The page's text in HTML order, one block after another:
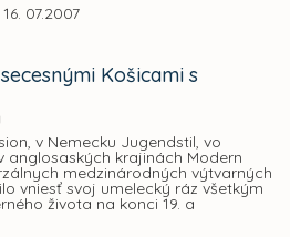
07.2007
Košicami s
v Nemecku Jugendstil, vo
anglosaských krajinách Modern
medzinárodných výtvarných
vniesť svoj umelecký ráz všetkým
života na konci 19. a